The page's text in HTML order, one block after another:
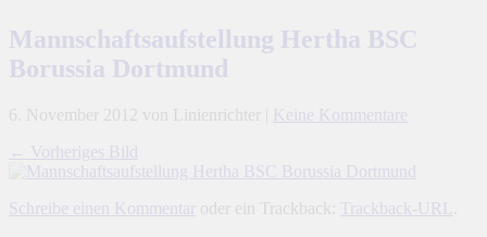
Mannschaftsaufstellung Hertha BSC
Borussia Dortmund
6. November 2012 von Linienrichter
Keine Kommentare
← Vorheriges Bild
Schreibe einen Kommentar oder ein Trackback: Trackback-URL